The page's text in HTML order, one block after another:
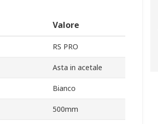
Valore
RS PRO
Asta in acetale
Bianco
500mm